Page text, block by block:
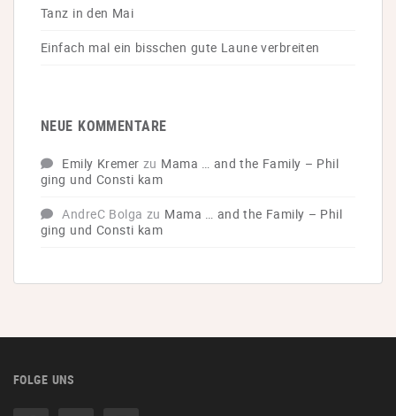
Tanz in den Mai
Einfach mal ein bisschen gute Laune verbreiten
NEUE KOMMENTARE
Emily Kremer zu Mama … and the Family – Phil
ging und Consti kam
AndreC Bolga zu Mama … and the Family – Phil
ging und Consti kam
FOLGE UNS